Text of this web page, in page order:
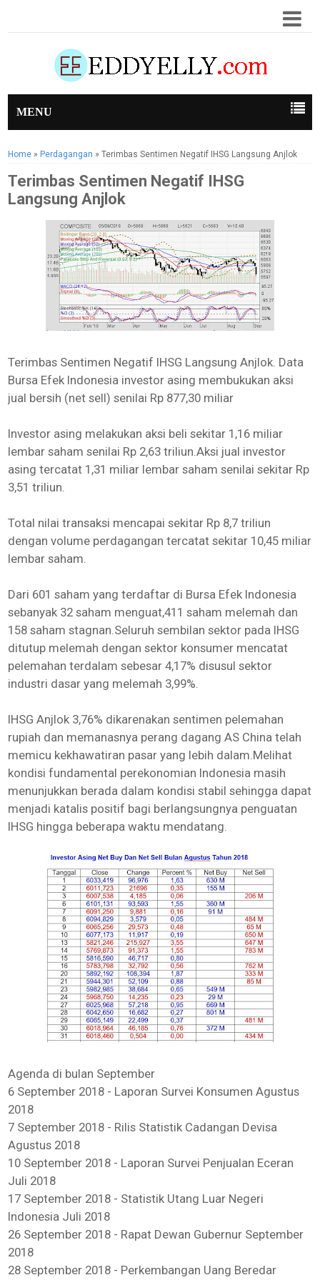
MENU
Home » Perdagangan »Terimbas Sentimen Negatif IHSG Langsung Anjlok
Terimbas Sentimen Negatif IHSG
Langsung Anjlok
Terimbas Sentimen Negatif IHSG Langsung Anjlok. Data
Bursa Efek Indonesia investor asing membukukan aksi
jual bersih (net sell) senilai Rp 877,30 miliar
Investor asing melakukan aksi beli sekitar 1,16 miliar
lembar saham senilai Rp 2,63 triliun.Aksi jual investor
asing tercatat 1,31 miliar lembar saham senilai sekitar Rp
3,51 triliun.
Total nilai transaksi mencapai sekitar Rp 8,7 triliun
dengan volume perdagangan tercatat sekitar 10,45 miliar
lembar saham.
Dari 601 saham yang terdaftar di Bursa Efek Indonesia
sebanyak 32 saham menguat,411 saham melemah dan
158 saham stagnan.Seluruh sembilan sektor pada IHSG
ditutup melemah dengan sektor konsumer mencatat
pelemahan terdalam sebesar 4,17% disusul sektor
industri dasar yang melemah 3,99%.
IHSG Anjlok 3,76% dikarenakan sentimen pelemahan
rupiah dan memanasnya perang dagang AS China telah
memicu kekhawatiran pasar yang lebih dalam.Melihat
kondisi fundamental perekonomian Indonesia masih
menunjukkan berada dalam kondisi stabil sehingga dapat
menjadi katalis positif bagi berlangsungnya penguatan
IHSG hingga beberapa waktu mendatang.
Agenda di bulan September
6 September 2018 - Laporan Survei Konsumen Agustus
2018
7 September 2018 - Rilis Statistik Cadangan Devisa
Agustus 2018
10 September 2018 - Laporan Survei Penjualan Eceran
Juli 2018
17 September 2018 - Statistik Utang Luar Negeri
Indonesia Juli 2018
26 September 2018 - Rapat Dewan Gubernur September
2018
28 September 2018 - Perkembangan Uang Beredar